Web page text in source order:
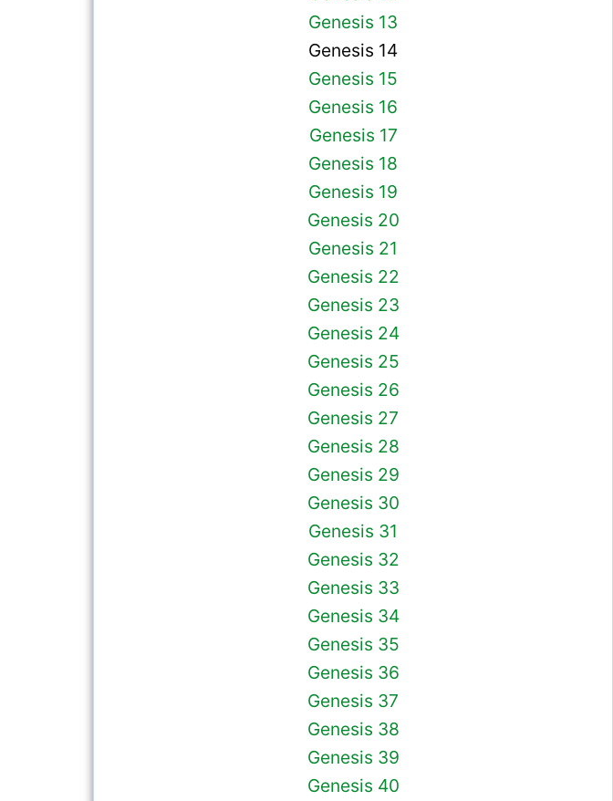
Genesis 13
Genesis 14
Genesis 15
Genesis 16
Genesis 17
Genesis 18
Genesis 19
Genesis 20
Genesis 21
Genesis 22
Genesis 23
Genesis 24
Genesis 25
Genesis 26
Genesis 27
Genesis 28
Genesis 29
Genesis 30
Genesis 31
Genesis 32
Genesis 33
Genesis 34
Genesis 35
Genesis 36
Genesis 37
Genesis 38
Genesis 39
Genesis 40